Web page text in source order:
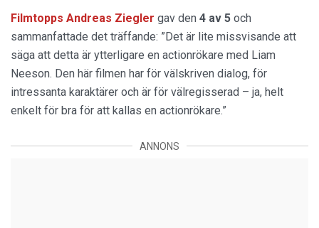
Filmtopps Andreas Ziegler gav den 4 av 5 och
sammanfattade det träffande: ”Det är lite missvisande att
säga att detta är ytterligare en actionrökare med Liam
Neeson. Den här filmen har för välskriven dialog, för
intressanta karaktärer och är för välregisserad – ja, helt
enkelt för bra för att kallas en actionrökare.”
ANNONS